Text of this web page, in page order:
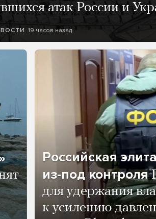
атак России и
19 часов назад
Российская
из-под контроля
для удержания
к усилению